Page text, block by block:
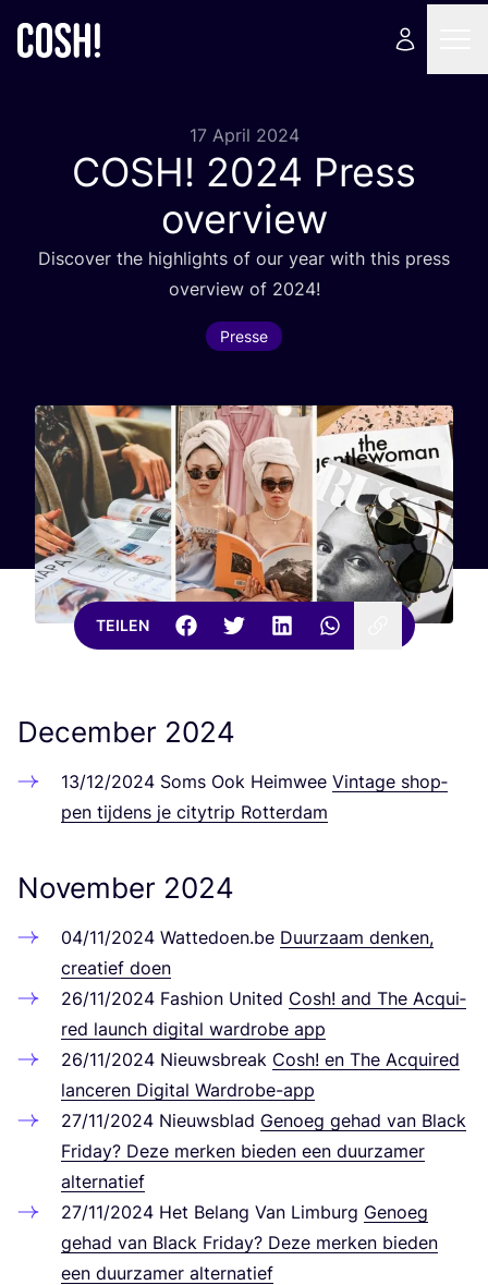
17 April 2024
COSH! 2024 Press
overview
Dis­co­ver the high­lights of our year with this press
over­view of 2024!
Presse
TEILEN
December 2024
13/12/2024 Soms Ook Heim­wee Vin­ta­ge shop­
pen tij­dens je city­trip Rotterdam
November 2024
04/11/2024 Wat​te​doen​.be Duurzaam den­ken,
crea­tief doen
26/11/2024 Fashion United Cosh! and The Acqui­
red launch digi­tal ward­ro­be app
26/11/2024 Nieuws­break Cosh! en The Acqui­red
lan­ce­ren Digi­tal Wardrobe-app
27/11/2024 Nieuws­blad Genoeg gehad van Black
Fri­day? Deze mer­ken bie­den een duurz­amer
alternatief
27/11/2024 Het Belang Van Lim­burg Genoeg
gehad van Black Fri­day? Deze mer­ken bie­den
een duurz­amer alternatief